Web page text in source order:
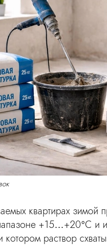
квартирах
+15…+20°С и
раствор